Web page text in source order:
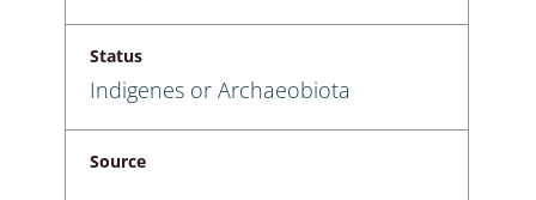
Status
Indigenes or Archaeobiota
Source